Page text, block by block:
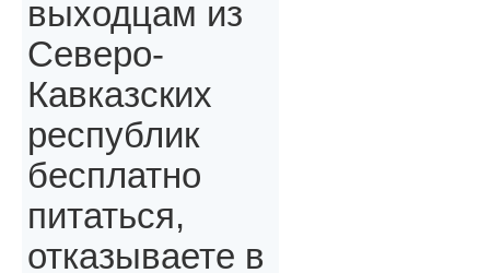
выходцам из
Северо-
Кавказских
республик
бесплатно
питаться,
отказываете в